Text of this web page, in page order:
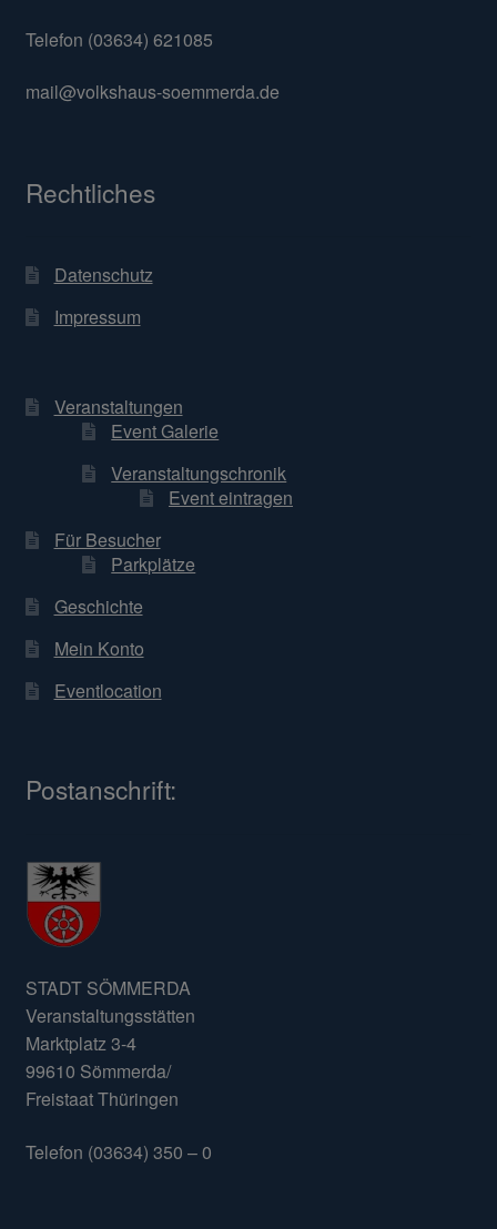
Telefon (03634) 621085
mail@volkshaus-soemmerda.de
Rechtliches
Datenschutz
Impressum
Veranstaltungen
Event Galerie
Veranstaltungschronik
Event eintragen
Für Besucher
Parkplätze
Geschichte
Mein Konto
Eventlocation
Postanschrift:
STADT SÖMMERDA
Veranstaltungsstätten
Marktplatz 3-4
99610 Sömmerda/
Freistaat Thüringen
Telefon (03634) 350 – 0